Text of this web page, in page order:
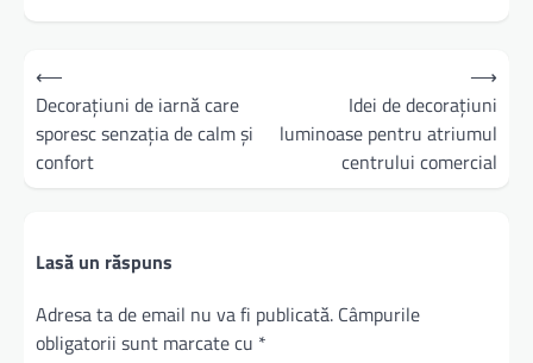
Navigare
în
articole
⟵
Decorațiuni de iarnă care
sporesc senzația de calm și
confort
Idei de decorațiuni
luminoase pentru atriumul
centrului comercial
⟶
Lasă un răspuns
Adresa ta de email nu va fi publicată. Câmpurile
obligatorii sunt marcate cu *